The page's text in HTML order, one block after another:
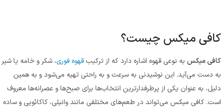
کافی میکس چیست؟
کافی میکس به نوعی قهوه اشاره دارد که از ترکیب قهوه فوری، شکر و خامه یا شیر
به دست می‌آید. این نوشیدنی به سرعت و به راحتی تهیه می‌شود و به همین
دلیل، به عنوان یکی از پرطرفدارترین انتخاب‌ها برای صبح‌ها و عصرانه‌ها معروف
است. کافی میکس می‌تواند در طعم‌های مختلفی مانند وانیلی، کاکائویی و ساده